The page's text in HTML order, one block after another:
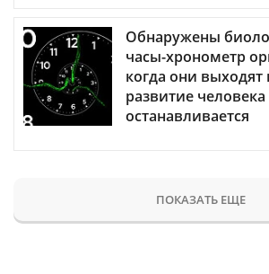
Обнаружены
часы-хронометр
когда они выходят
развитие человека
останавливается
ПОКАЗАТЬ ЕЩЕ